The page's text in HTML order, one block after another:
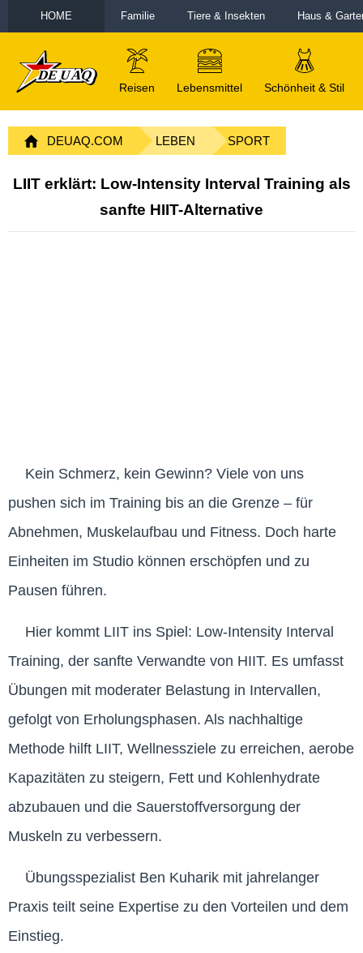
HOME Familie Tiere & Insekten Haus &
Reisen Lebensmittel Schönheit & Stil
DEUAQ.COM LEBEN SPORT
LIIT erklärt: Low-Intensity Interval Training als
sanfte HIIT-Alternative
Kein Schmerz, kein Gewinn? Viele von uns
pushen sich im Training bis an die Grenze – für
Abnehmen, Muskelaufbau und Fitness. Doch harte
Einheiten im Studio können erschöpfen und zu
Pausen führen.
Hier kommt LIIT ins Spiel: Low-Intensity Interval
Training, der sanfte Verwandte von HIIT. Es umfasst
Übungen mit moderater Belastung in Intervallen,
gefolgt von Erholungsphasen. Als nachhaltige
Methode hilft LIIT, Wellnessziele zu erreichen, aerobe
Kapazitäten zu steigern, Fett und Kohlenhydrate
abzubauen und die Sauerstoffversorgung der
Muskeln zu verbessern.
Übungsspezialist Ben Kuharik mit jahrelanger
Praxis teilt seine Expertise zu den Vorteilen und dem
Einstieg.